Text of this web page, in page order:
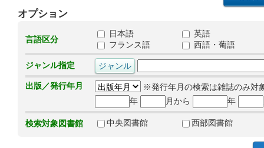
オプション
言語区分
日本語
英語
フランス語
西語・葡語
ジャンル指定
出版／発行年月
※発行年月の検索は雑誌のみ対
年
月から 年
検索対象図書館 中央図書館 西部図書館